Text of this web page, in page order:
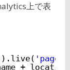
上で表
).live(
+